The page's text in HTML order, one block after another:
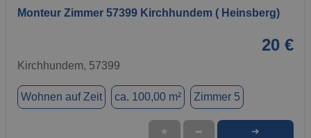
Monteur Zimmer 57399 Kirchhundem ( Heinsberg)
20 €
Kirchhundem, 57399
Wohnen auf Zeit ca. 100,00 m² Zimmer 5
★ ➦ ➜